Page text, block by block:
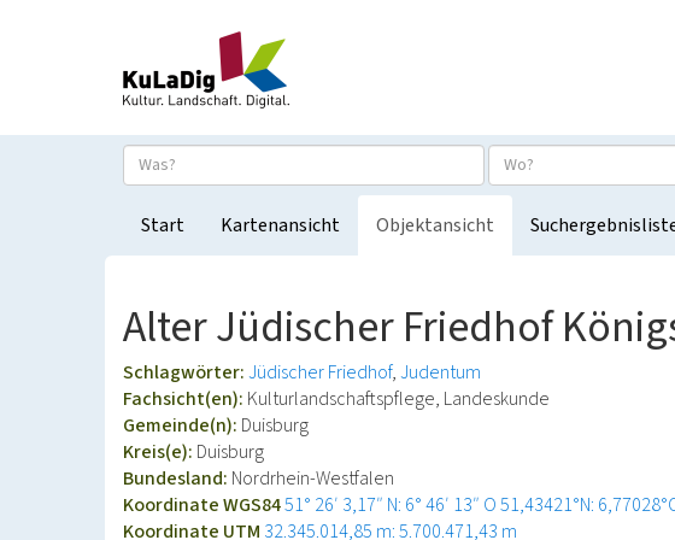
Start Kartenansicht Objektansicht
Alter Jüdischer Friedhof
Schlagwörter:Jüdischer Friedhof Judentum
Fachsicht(en): Kulturlandschaftspflege, Landeskunde
Gemeinde(n): Duisburg
Kreis(e): Duisburg
Bundesland: Nordrhein-Westfalen
Koordinate WGS8451° 26′ 3,17″ N: 6° 46′ 13″ O51,43421°N:
Koordinate UTM 32.345.014,85 m: 5.700.471,43 m